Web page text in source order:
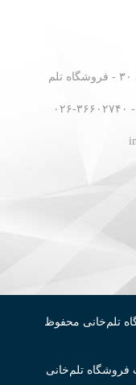
کرج - جاده فردیس - نبش گلستان ۳۰ - فروشگاه تلم
تلم‌خانی محفوظ
فروشگاه تلم‌خانی